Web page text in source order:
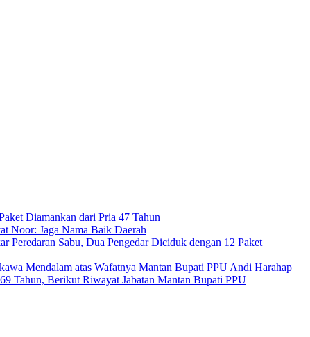
Diamankan dari Pria 47 Tahun
Noor: Jaga Nama Baik Daerah
Peredaran Sabu, Dua Pengedar Diciduk dengan 12 Paket
Mendalam atas Wafatnya Mantan Bupati PPU Andi Harahap
Tahun, Berikut Riwayat Jabatan Mantan Bupati PPU